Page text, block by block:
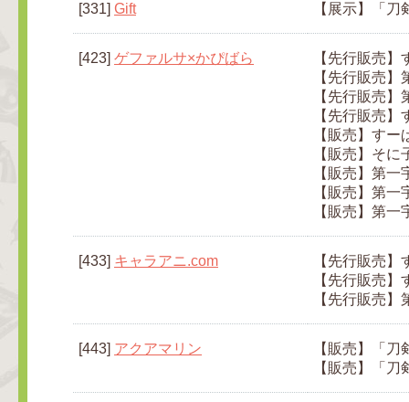
[331] Gift 【展示】「
[423] ゲファルサ×かぴばら
【先行販売
【先行販売
【先行販売
【先行販売
【販売】す
【販売】そ
【販売】第
【販売】第
【販売】第
[433] キャラアニ.com
【先行販売
【先行販売
【先行販売
[443] アクアマリン
【販売】「
【販売】「